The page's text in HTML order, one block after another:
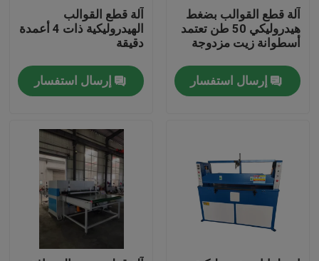
مسكن
معلومات عنا
جولة في المعمل
آلة قطع القوالب بضغط
هيدروليكي 50 طن تعتمد
أسطوانة زيت مزدوجة
إرسال استفسار
آلة قطع القوالب
الهيدروليكية ذات 4 أعمدة
دقيقة
إرسال استفسار